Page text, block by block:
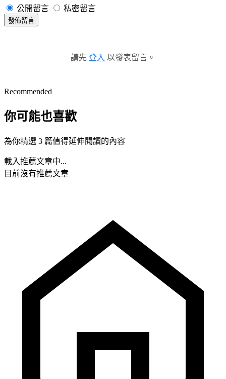
公開留言 私密留言
發佈留言
請先 登入 以發表留言。
Recommended
你可能也喜歡
為你精選 3 篇值得延伸閱讀的內容
載入推薦文章中...
目前沒有推薦文章